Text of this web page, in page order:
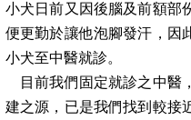
小犬日前又因後腦及前額部
便更勤於讓他泡腳發汗，因
小犬至中醫就診。
目前我們固定就診之中醫
建之源，已是我們找到較接